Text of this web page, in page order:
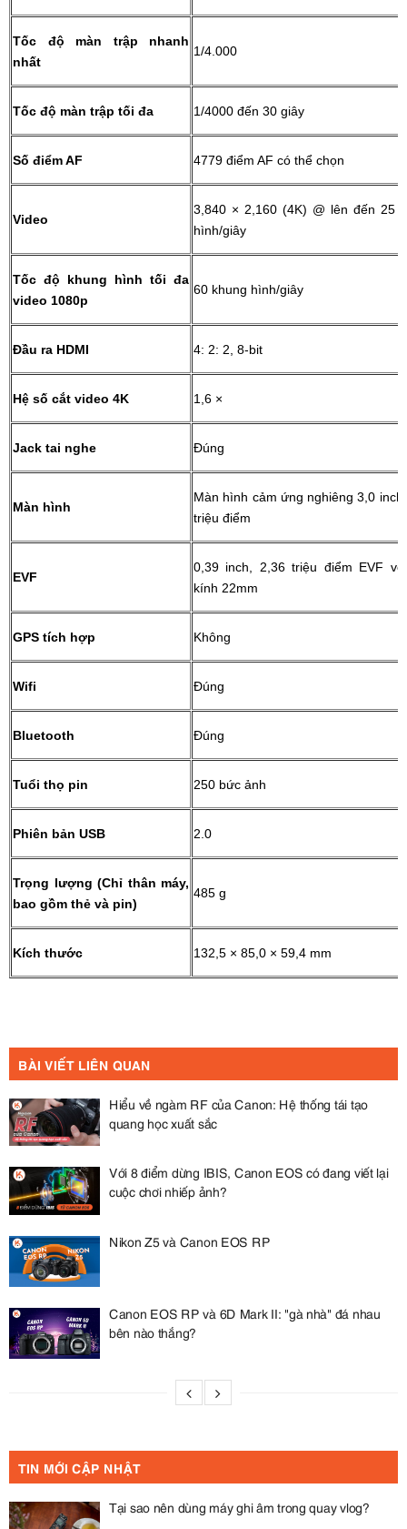
Tốc độ màn trập nhanh
nhất
1/4.000
Tốc độ màn trập tối đa 1/4000 đến 30 giây
Số điểm AF 4779 điểm AF có thể chọn
Video
3,840 × 2,160 (4K) @ lên đến 25
hình/giây
Tốc độ khung hình tối đa
video 1080p
60 khung hình/giây
Đầu ra HDMI 4: 2: 2, 8-bit
Hệ số cắt video 4K 1,6 ×
Jack tai nghe Đúng
Màn hình
Màn hình cảm ứng nghiêng 3,0
triệu điểm
EVF
0,39 inch, 2,36 triệu điểm EVF
kính 22mm
GPS tích hợp Không
Wifi Đúng
Bluetooth Đúng
Tuổi thọ pin 250 bức ảnh
Phiên bản USB 2.0
Trọng lượng (Chỉ thân máy,
bao gồm thẻ và pin)
485 g
Kích thước 132,5 × 85,0 × 59,4 mm
BÀI VIẾT LIÊN QUAN
Hiểu về ngàm RF của Canon: Hệ thống tái tạo
quang học xuất sắc
Với 8 điểm dừng IBIS, Canon EOS có đang viết lại
cuộc chơi nhiếp ảnh?
Nikon Z5 và Canon EOS RP
Canon EOS RP và 6D Mark II: "gà nhà" đá nhau
bên nào thắng?
TIN MỚI CẬP NHẬT
Tại sao nên dùng máy ghi âm trong quay vlog?